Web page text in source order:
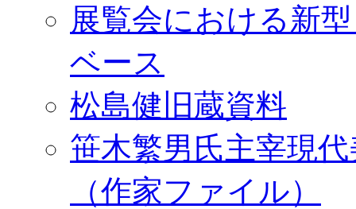
展覧会における新
ベース
松島健旧蔵資料
笹木繁男氏主宰現
（作家ファイル）